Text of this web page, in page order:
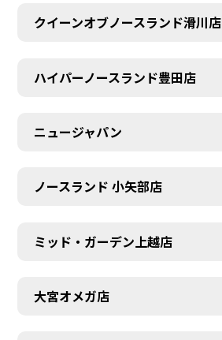
クイーンオブノースランド滑川店
ハイパーノースランド豊田店
ニュージャパン
ノースランド 小矢部店
ミッド・ガーデン上越店
大宮オメガ店